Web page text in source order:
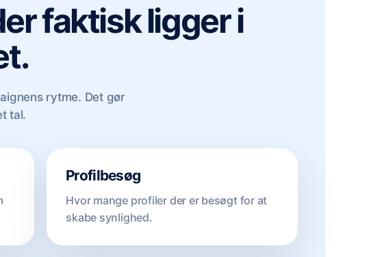
faktisk ligger i
rytme. Det gør
tal.
Profilbesøg
Hvor mange profiler der er besøgt for at
skabe synlighed.